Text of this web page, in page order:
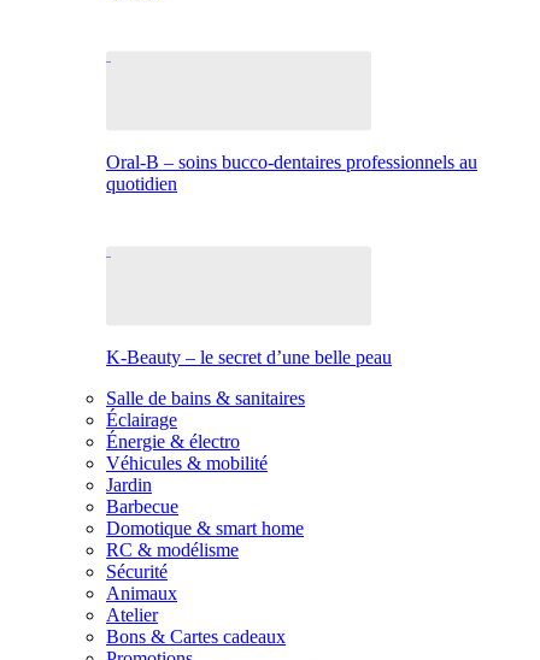
Oral-B – soins bucco-dentaires professionnels au
quotidien
K-Beauty – le secret d’une belle peau
Salle de bains & sanitaires
Éclairage
Énergie & électro
Véhicules & mobilité
Jardin
Barbecue
Domotique & smart home
RC & modélisme
Sécurité
Animaux
Atelier
Bons & Cartes cadeaux